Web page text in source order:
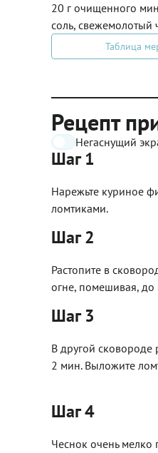
20 г очищенного
соль,
Таблица
Рецепт
Негаснущий
Шаг 1
Нарежьте куриное
ломтиками.
Шаг 2
Растопите в
огне, помешивая, до
Шаг 3
В другой сковороде
2 мин. Выложите
Шаг 4
Чеснок очень мелко